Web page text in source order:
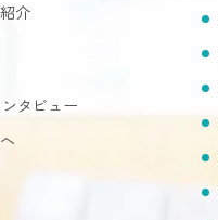
介
タビュー